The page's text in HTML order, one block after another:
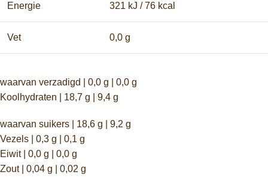
Energie 321 kJ / 76 kcal
Vet 0,0 g
waarvan verzadigd | 0,0 g | 0,0 g
Koolhydraten | 18,7 g | 9,4 g
waarvan suikers | 18,6 g | 9,2 g
Vezels | 0,3 g | 0,1 g
Eiwit | 0,0 g | 0,0 g
Zout | 0,04 g | 0,02 g